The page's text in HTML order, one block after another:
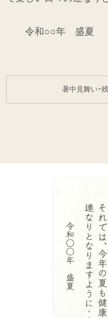
令和○○年 盛夏
暑中見舞い・